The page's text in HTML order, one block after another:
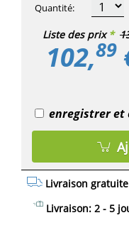
Liste des prix *
102,89
Livraison
Livraison: 2 - 5
Quantité:
enregistrer et